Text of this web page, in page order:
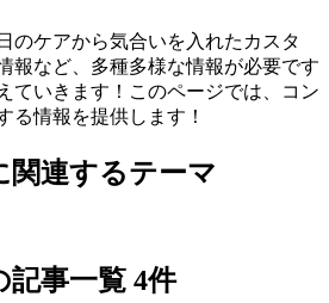
のケアから気合いを入れたカスタ
報など、多種多様な情報が必要です
ていきます！このページでは、コン
る情報を提供します！
関連するテーマ
事一覧 4件